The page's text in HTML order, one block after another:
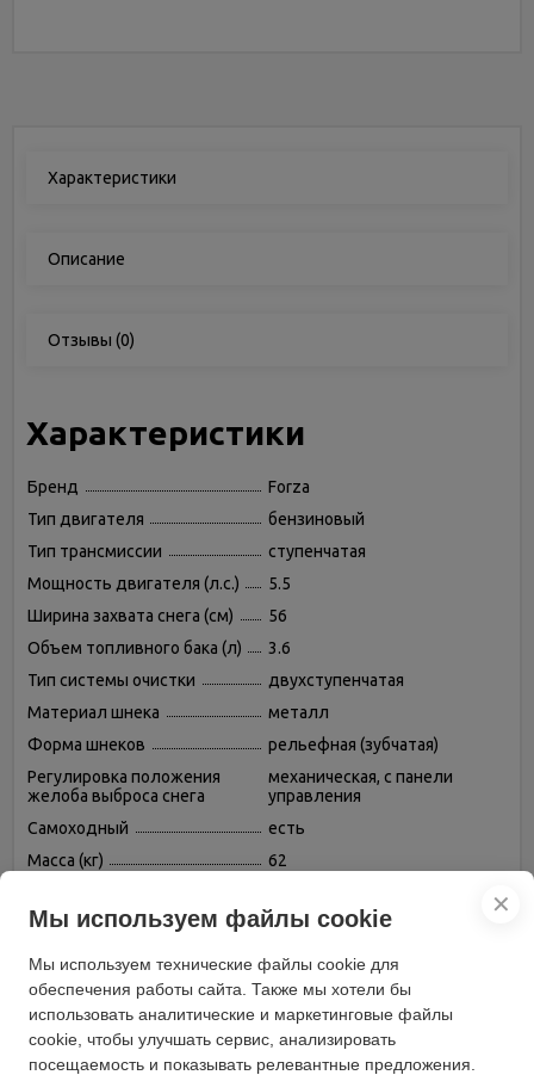
Характеристики
Описание
Отзывы (0)
Характеристики
Бренд
Forza
Тип двигателя
бензиновый
Тип трансмиссии
ступенчатая
Мощность двигателя (л.с.)
5.5
Ширина захвата снега (см)
56
Объем топливного бака (л)
3.6
Тип системы очистки
двухступенчатая
Материал шнека
металл
Форма шнеков
рельефная (зубчатая)
Регулировка положения
желоба выброса снега
механическая, с панели
управления
Самоходный
есть
Масса (кг)
62
Материал желоба выброса
Мощность двигателя (кВт)
4.05
модель
СО551Q
✕
Мы используем файлы cookie
Мы используем технические файлы cookie для
обеспечения работы сайта. Также мы хотели бы
использовать аналитические и маркетинговые файлы
cookie, чтобы улучшать сервис, анализировать
посещаемость и показывать релевантные предложения.